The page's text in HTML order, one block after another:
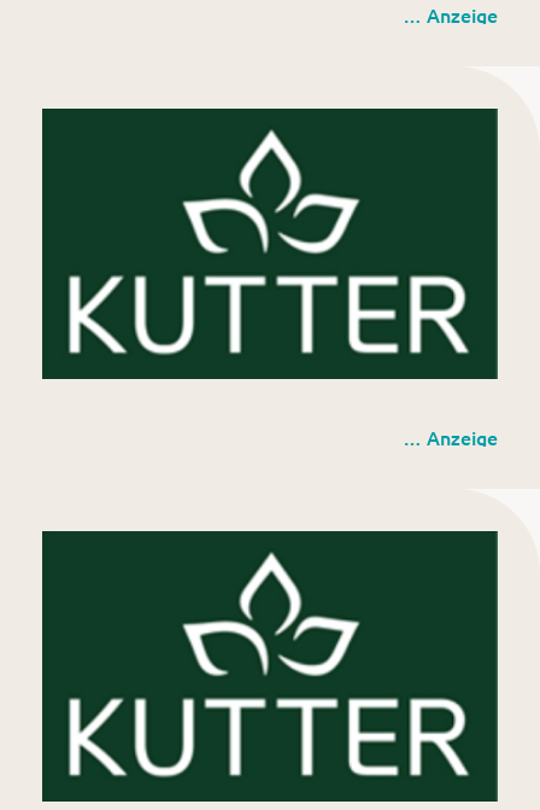
www.kutter-pflanzen.de
… Anzeige
www.kutter-pflanzen.de
… Anzeige